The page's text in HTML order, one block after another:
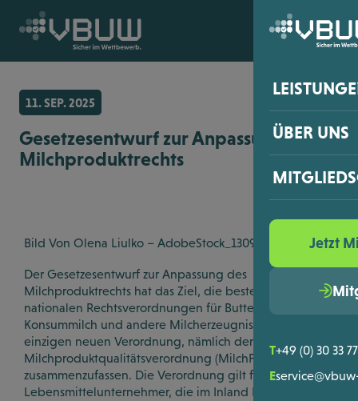
Leistungen
BERATUNG &
Lebensmittel
Datenschutz
SERVICE &
ÜBER UNS
ÜBER UNS
Wir für Sie
Jetzt
Satzung
Jetzt
T+49 (0) 30 33
E
11. SEP. 2025
Gesetzesentwurf zur Anpassung des
Milchproduktrechts
Bild Von Olena Liulko – AdobeStock_1309658349
Der Gesetzesentwurf zur Anpassung des
Milchproduktrechts hat das Ziel, die bestehenden vier
nationalen Rechtsverordnungen für Butter, Käse,
Konsummilch und andere Milcherzeugnisse in einer
einzigen neuen Verordnung, nämlich der
Milchproduktqualitätsverordnung (MilchPQV),
zusammenzufassen. Die Verordnung gilt für
Lebensmittelunternehmer, die im Inland Milchprodukte